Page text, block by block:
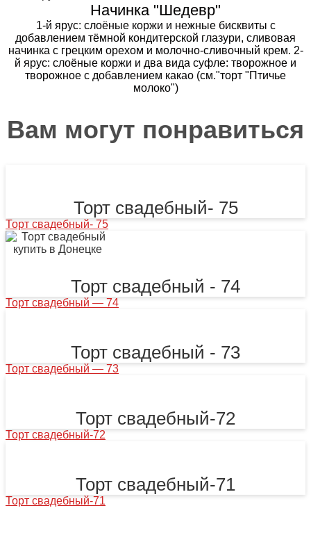
Начинка "Шедевр"
1-й ярус: слоёные коржи и нежные бисквиты с
добавлением тёмной кондитерской глазури, сливовая
начинка с грецким орехом и молочно-сливочный крем. 2-
й ярус: слоёные коржи и два вида суфле: творожное и
творожное с добавлением какао (см."торт "Птичье
молоко")
Вам могут понравиться
Торт свадебный- 75
Торт свадебный- 75
Торт свадебный - 74
Торт свадебный — 74
Торт свадебный - 73
Торт свадебный — 73
Торт свадебный-72
Торт свадебный-72
Торт свадебный-71
Торт свадебный-71